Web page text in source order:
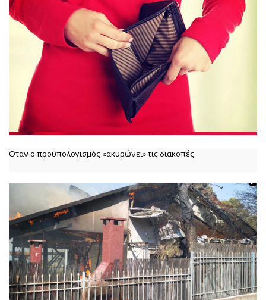
Όταν ο προϋπολογισμός «ακυρώνει» τις διακοπές